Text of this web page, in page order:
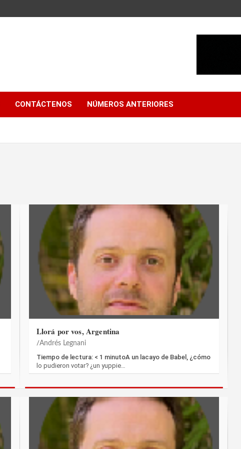
CONTÁCTENOS NÚMEROS ANTERIORES
Llorá por vos, Argentina
Andrés Legnani
Tiempo de lectura: < 1 minutoA un lacayo de Babel, ¿cómo
lo pudieron votar? ¿un yuppie…